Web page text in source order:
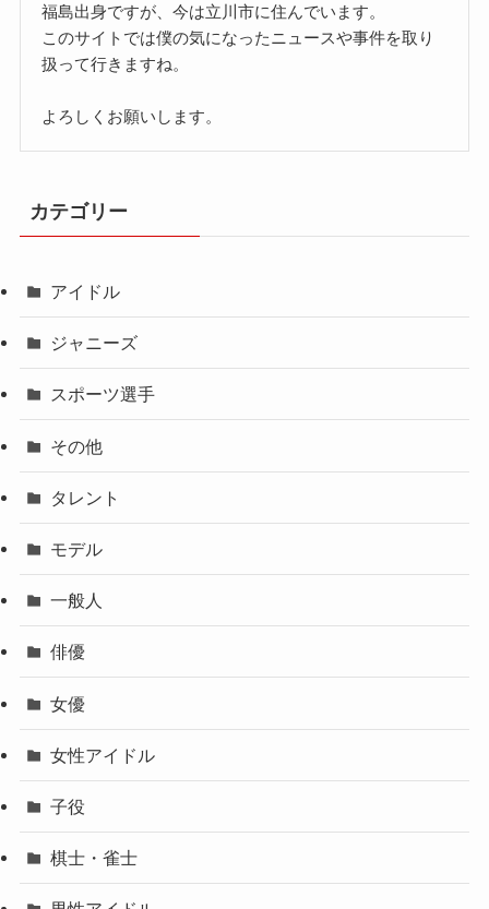
福島出身ですが、今は立川市に住んでいます。
このサイトでは僕の気になったニュースや事件を取り
扱って行きますね。
よろしくお願いします。
カテゴリー
アイドル
ジャニーズ
スポーツ選手
その他
タレント
モデル
一般人
俳優
女優
女性アイドル
子役
棋士・雀士